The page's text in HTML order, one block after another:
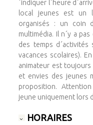
´indiquer l´heure
local jeunes est un
organisés : un coin
multimédia. Il n´y a
des temps
vacances scolaires).
animateur est
et envies des jeunes
proposition.
jeune uniquement lors
HORAIRES